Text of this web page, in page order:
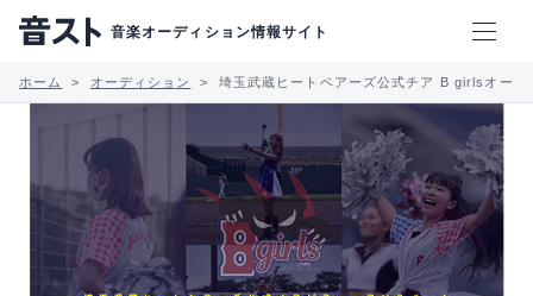
音楽オーディション情報サイト
ホーム オーディション 埼玉武蔵ヒートベアーズ公式チア B girlsオーデ